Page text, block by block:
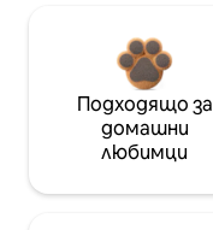
Подходящо за
домашни
любимци